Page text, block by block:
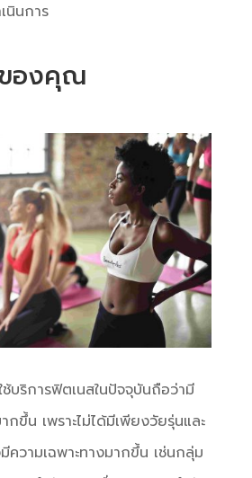
นินการ
องคุณ
บริการฟิตเนสในปัจจุบันถือว่ามี
ขึ้น เพราะไม่ได้มีเพียงวัยรุ่นและ
วามเฉพาะทางมากขึ้น เช่นกลุ่ม